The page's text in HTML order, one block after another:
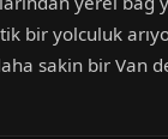
bir yolculuk
sakin bir Van